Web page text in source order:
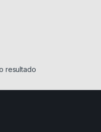
resultado